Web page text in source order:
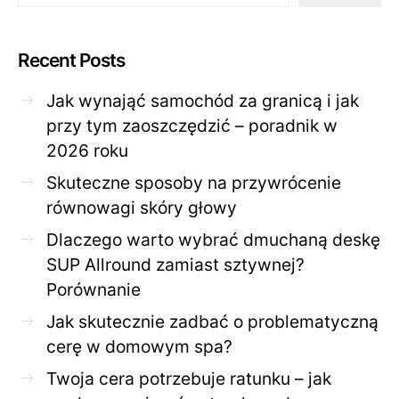
Recent Posts
Jak wynająć samochód za granicą i jak
przy tym zaoszczędzić – poradnik w
2026 roku
Skuteczne sposoby na przywrócenie
równowagi skóry głowy
Dlaczego warto wybrać dmuchaną deskę
SUP Allround zamiast sztywnej?
Porównanie
Jak skutecznie zadbać o problematyczną
cerę w domowym spa?
Twoja cera potrzebuje ratunku – jak